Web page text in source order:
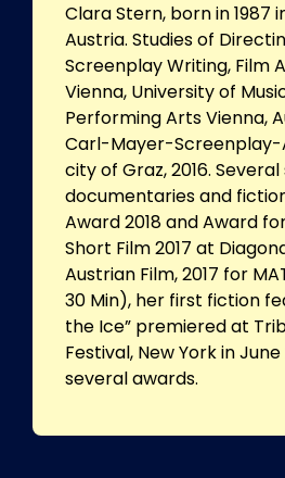
Clara Stern, born in 1987
Austria. Studies of
Screenplay Writing, Film
Vienna, University of
Performing Arts Vienna,
Carl-Mayer-
city of Graz, 2016.
documentaries and
Award 2018 and Award
Short Film 2017 at
Austrian Film, 2017 for
30 Min), her first fiction
the Ice” premiered at
Festival, New York in
several awards.